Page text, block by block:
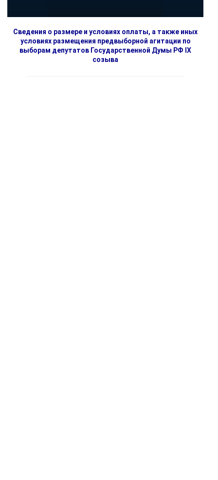
Сведения о размере и условиях оплаты, а также иных
условиях размещения предвыборной агитации по
выборам депутатов Государственной Думы РФ IX
созыва